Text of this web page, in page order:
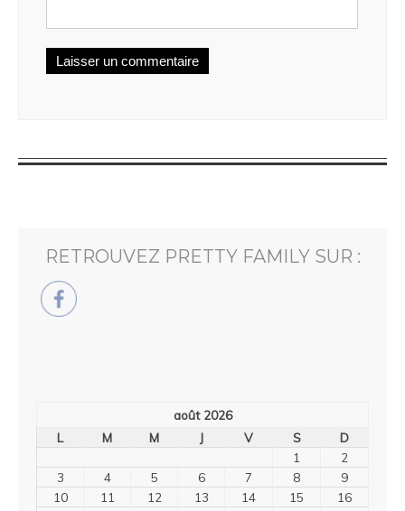
RETROUVEZ PRETTY FAMILY SUR :
août 2026
L
M M J V S
D
1
2
3
4 5 6 7 8
9
10
11 12 13 14 15
16